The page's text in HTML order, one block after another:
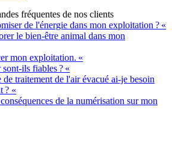
fréquentes de nos clients
de l'énergie dans mon exploitation ? «
le bien-être animal dans mon
mon exploitation. «
ils fiables ? «
de traitement de l'air évacué ai-je besoin
? «
de la numérisation sur mon